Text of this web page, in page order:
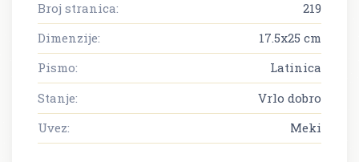
Broj stranica:
219
Dimenzije:
17.5x25 cm
Pismo:
Latinica
Stanje:
Vrlo dobro
Uvez:
Meki